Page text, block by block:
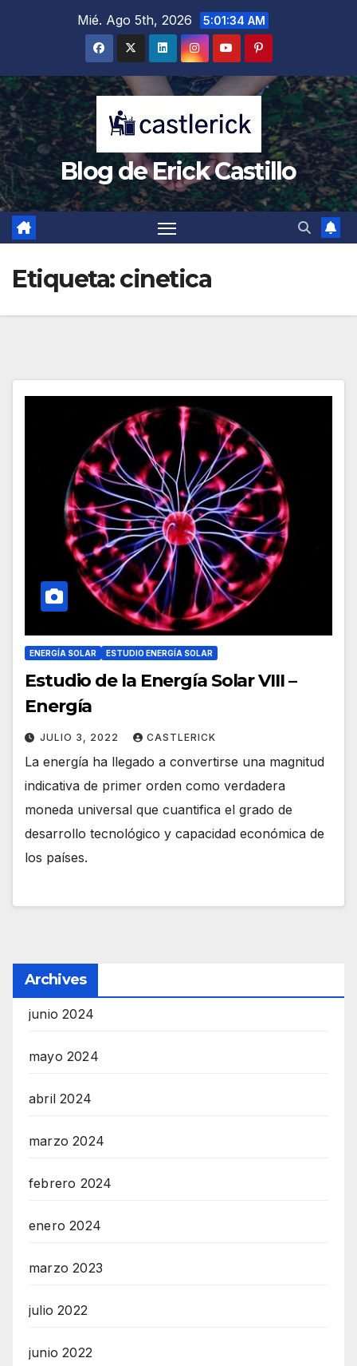
Mié. Ago 5th, 2026 5:01:35 AM
Blog de Erick Castillo
Etiqueta:cinetica
ENERGÍA SOLAR ESTUDIO ENERGÍA SOLAR
Estudio de la Energía Solar VIII –
Energía
JULIO 3, 2022 CASTLERICK
La energía ha llegado a convertirse una magnitud
indicativa de primer orden como verdadera
moneda universal que cuantifica el grado de
desarrollo tecnológico y capacidad económica de
los países.
Archives
junio 2024
mayo 2024
abril 2024
marzo 2024
febrero 2024
enero 2024
marzo 2023
julio 2022
junio 2022